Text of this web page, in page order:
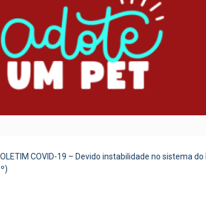
COVID-19 – Devido instabilidade no sistema